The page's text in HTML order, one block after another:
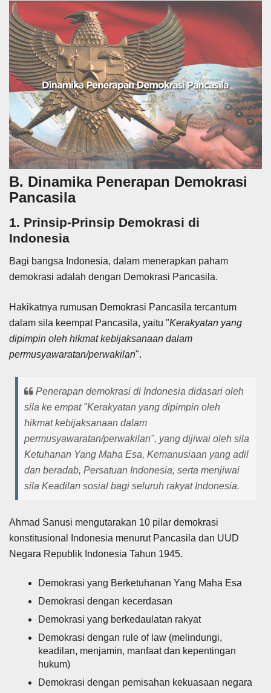
B. Dinamika Penerapan Demokrasi
Pancasila
1. Prinsip-Prinsip Demokrasi di
Indonesia
Bagi bangsa Indonesia, dalam menerapkan paham
demokrasi adalah dengan Demokrasi Pancasila.
Hakikatnya rumusan Demokrasi Pancasila tercantum
dalam sila keempat Pancasila, yaitu "Kerakyatan yang
dipimpin oleh hikmat kebijaksanaan dalam
permusyawaratan/perwakilan".
Penerapan demokrasi di Indonesia didasari oleh
sila ke empat "Kerakyatan yang dipimpin oleh
hikmat kebijaksanaan dalam
permusyawaratan/perwakilan", yang dijiwai oleh sila
Ketuhanan Yang Maha Esa, Kemanusiaan yang adil
dan beradab, Persatuan Indonesia, serta menjiwai
sila Keadilan sosial bagi seluruh rakyat Indonesia.
Ahmad Sanusi mengutarakan 10 pilar demokrasi
konstitusional Indonesia menurut Pancasila dan UUD
Negara Republik Indonesia Tahun 1945.
Demokrasi yang Berketuhanan Yang Maha Esa
Demokrasi dengan kecerdasan
Demokrasi yang berkedaulatan rakyat
Demokrasi dengan rule of law (melindungi,
keadilan, menjamin, manfaat dan kepentingan
hukum)
Demokrasi dengan pemisahan kekuasaan negara